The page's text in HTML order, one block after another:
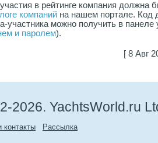
в рейтинге компания должна
компаний на нашем портале. Код
участника можно получить в
и паролем).
[ 8 Авг
2026. YachtsWorld.ru
контакты Рассылка